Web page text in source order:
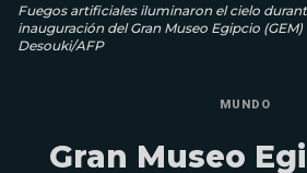
Fuegos artificiales iluminaron el cielo
inauguración del Gran Museo Egipcio
Desouki/AFP
MUNDO
Gran Museo